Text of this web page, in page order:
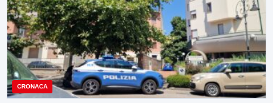
CRONACA